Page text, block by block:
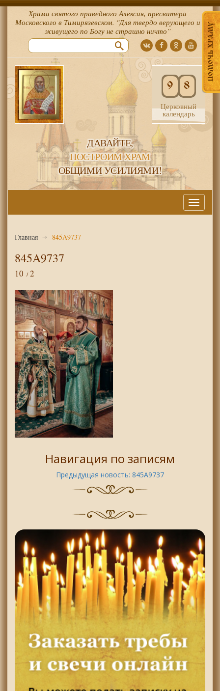
ПОМОЧЬ ХРАМУ
Храма святого праведного Алексия, пресвитера
Московского в Тимирязевском. "Для твердо верующего и
живущего по Богу не страшно ничто”
9 8
Церковный
календарь
ДАВАЙТЕ,
ПОСТРОИМ ХРАМ
ОБЩИМИ УСИЛИЯМИ!
Меню
Главная 845A9737
845A9737
10 2
Навигация по записям
Предыдущая новость: 845A9737